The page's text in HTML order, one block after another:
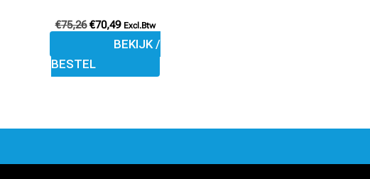
€75,26 €70,49 Excl.Btw
BEKIJK /
BESTEL
de
productpagina